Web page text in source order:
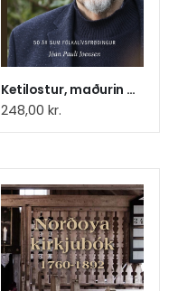
Ketilostur, maðurin umborð og putursukurveðrar (21)
248,00 kr.